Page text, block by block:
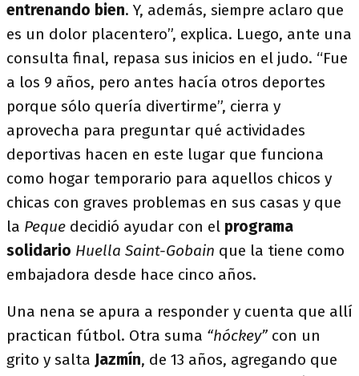
entrenando bien. Y, además, siempre aclaro que
es un dolor placentero”, explica. Luego, ante una
consulta final, repasa sus inicios en el judo. “Fue
a los 9 años, pero antes hacía otros deportes
porque sólo quería divertirme”, cierra y
aprovecha para preguntar qué actividades
deportivas hacen en este lugar que funciona
como hogar temporario para aquellos chicos y
chicas con graves problemas en sus casas y que
la Peque decidió ayudar con el programa
solidario Huella Saint-Gobain que la tiene como
embajadora desde hace cinco años.
Una nena se apura a responder y cuenta que allí
practican fútbol. Otra suma “hóckey” con un
grito y salta Jazmín, de 13 años, agregando que